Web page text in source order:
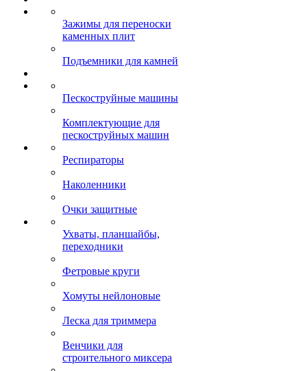
Зажимы для переноски
каменных плит
Подъемники для камней
Пескоструйные машины
Комплектующие для
пескоструйных машин
Респираторы
Наколенники
Очки защитные
Ухваты, планшайбы,
переходники
Фетровые круги
Хомуты нейлоновые
Леска для триммера
Венчики для
строительного миксера